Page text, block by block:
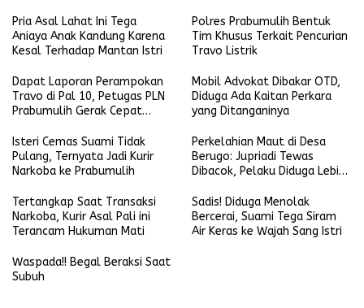
Pria Asal Lahat Ini Tega
Aniaya Anak Kandung Karena
Kesal Terhadap Mantan Istri
Polres Prabumulih Bentuk
Tim Khusus Terkait Pencurian
Travo Listrik
Dapat Laporan Perampokan
Travo di Pal 10, Petugas PLN
Prabumulih Gerak Cepat
Mobil Advokat Dibakar OTD,
Diduga Ada Kaitan Perkara
yang Ditanganinya
Isteri Cemas Suami Tidak
Pulang, Ternyata Jadi Kurir
Narkoba ke Prabumulih
Perkelahian Maut di Desa
Berugo: Jupriadi Tewas
Dibacok, Pelaku Diduga Lebih
Tertangkap Saat Transaksi
Narkoba, Kurir Asal Pali ini
Terancam Hukuman Mati
Sadis! Diduga Menolak
Bercerai, Suami Tega Siram
Air Keras ke Wajah Sang Istri
Waspada!! Begal Beraksi Saat
Subuh